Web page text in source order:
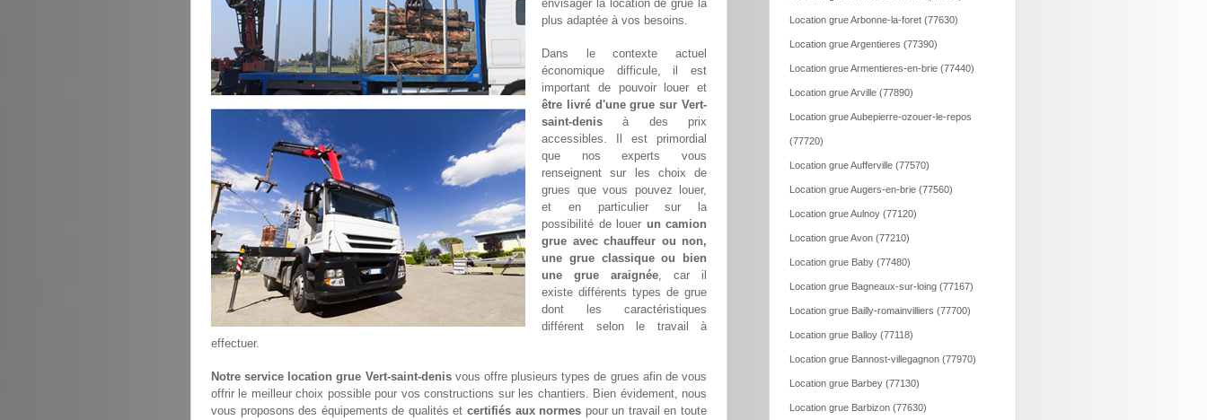
envisager la location de grue la
plus adaptée à vos besoins.
Dans le contexte actuel
économique difficule, il est
important de pouvoir louer et
être livré d'une grue sur Vert-
saint-denis à des prix
accessibles. Il est primordial
que nos experts vous
renseignent sur les choix de
grues que vous pouvez louer,
et en particulier sur la
possibilité de louer un camion
grue avec chauffeur ou non,
une grue classique ou bien
une grue araignée, car il
existe différents types de grue
dont les caractéristiques
différent selon le travail à
effectuer.
Notre service location grue Vert-saint-denisvous offre plusieurs types de grues afin de vous
offrir le meilleur choix possible pour vos constructions sur les chantiers. Bien évidement, nous
vous proposons des équipements de qualités et certifiés aux normes pour un travail en toute
Location grue Arbonne-la-foret (77630)
Location grue Argentieres (77390)
Location grue Armentieres-en-brie (77440)
Location grue Arville (77890)
Location grue Aubepierre-ozouer-le-repos
(77720)
Location grue Aufferville (77570)
Location grue Augers-en-brie (77560)
Location grue Aulnoy (77120)
Location grue Avon (77210)
Location grue Baby (77480)
Location grue Bagneaux-sur-loing (77167)
Location grue Bailly-romainvilliers (77700)
Location grue Balloy (77118)
Location grue Bannost-villegagnon (77970)
Location grue Barbey (77130)
Location grue Barbizon (77630)